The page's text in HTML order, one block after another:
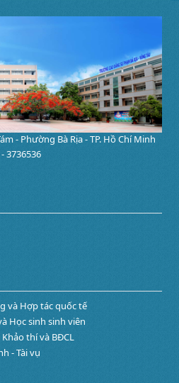
- Phường Bà Rịa - TP. Hồ Chí Minh
3736536
và Hợp tác quốc tế
Học sinh sinh viên
thí và BĐCL
- Tài vụ